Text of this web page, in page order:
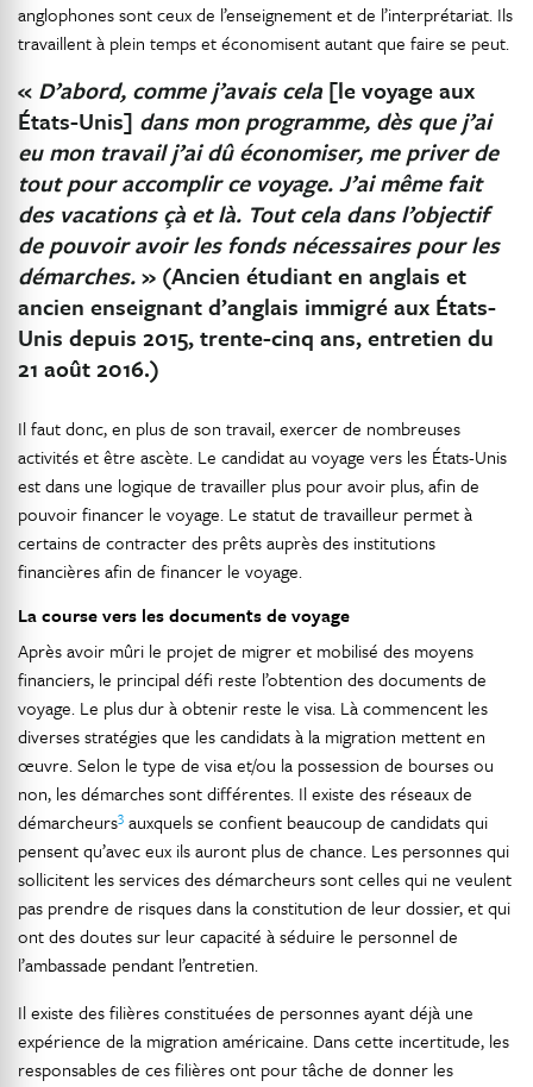
anglophones sont ceux de l’enseignement et de l’interprétariat. Ils
travaillent à plein temps et économisent autant que faire se peut.
« D’abord, comme j’avais cela [le voyage aux
États-Unis] dans mon programme, dès que j’ai
eu mon travail j’ai dû économiser, me priver de
tout pour accomplir ce voyage. J’ai même fait
des vacations çà et là. Tout cela dans l’objectif
de pouvoir avoir les fonds nécessaires pour les
démarches.» (Ancien étudiant en anglais et
ancien enseignant d’anglais immigré aux États-
Unis depuis 2015, trente-cinq ans, entretien du
21 août 2016.)
Il faut donc, en plus de son travail, exercer de nombreuses
activités et être ascète. Le candidat au voyage vers les États-Unis
est dans une logique de travailler plus pour avoir plus, afin de
pouvoir financer le voyage. Le statut de travailleur permet à
certains de contracter des prêts auprès des institutions
financières afin de financer le voyage.
La course vers les documents de voyage
Après avoir mûri le projet de migrer et mobilisé des moyens
financiers, le principal défi reste l’obtention des documents de
voyage. Le plus dur à obtenir reste le visa. Là commencent les
diverses stratégies que les candidats à la migration mettent en
œuvre. Selon le type de visa et/ou la possession de bourses ou
non, les démarches sont différentes. Il existe des réseaux de
démarcheurs3 auxquels se confient beaucoup de candidats qui
pensent qu’avec eux ils auront plus de chance. Les personnes qui
sollicitent les services des démarcheurs sont celles qui ne veulent
pas prendre de risques dans la constitution de leur dossier, et qui
ont des doutes sur leur capacité à séduire le personnel de
l’ambassade pendant l’entretien.
Il existe des filières constituées de personnes ayant déjà une
expérience de la migration américaine. Dans cette incertitude, les
responsables de ces filières ont pour tâche de donner les